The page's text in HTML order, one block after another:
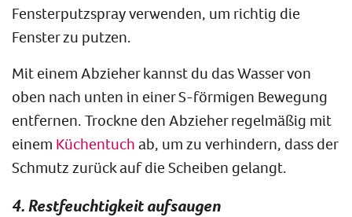
Fensterputzspray verwenden, um richtig die
Fenster zu putzen.
Mit einem Abzieher kannst du das Wasser von
oben nach unten in einer S-förmigen Bewegung
entfernen. Trockne den Abzieher regelmäßig mit
einem ​​​​ Küchentuch ab, um zu verhindern, dass der
Schmutz zurück auf die Scheiben gelangt.
4. Restfeuchtigkeit aufsaugen